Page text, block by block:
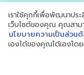
เราใช้คุกกี้เพื่อพัฒนาปร
เว็บไซต์ของคุณ คุณสาม
นโยบายความเป็นส่วน
เองได้ของคุณได้เองโด